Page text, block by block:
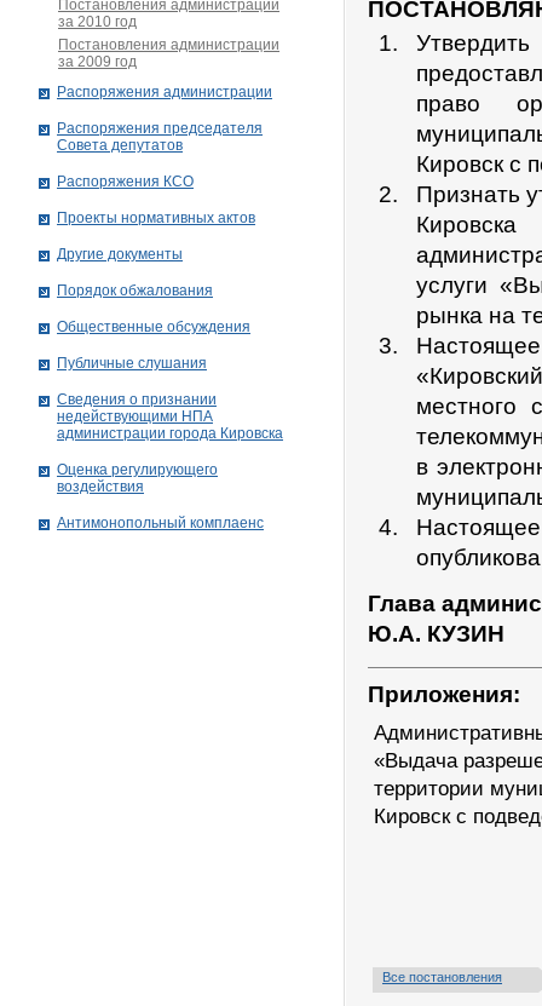
право
Кировск с
Признать
услуги
рынка на
Настоящее
местного
в
Глава
Ю.А. КУЗИН
Приложения:
«Выдача
территории
Кировск с
Все постановления
Постановления администрации
за 2010 год
Постановления администрации
за 2009 год
Распоряжения администрации
Распоряжения председателя
Совета депутатов
Распоряжения КСО
Проекты нормативных актов
Другие документы
Порядок обжалования
Общественные обсуждения
Публичные слушания
Сведения о признании
недействующими НПА
администрации города Кировскa
Оценка регулирующего
воздействия
Антимонопольный комплаенс